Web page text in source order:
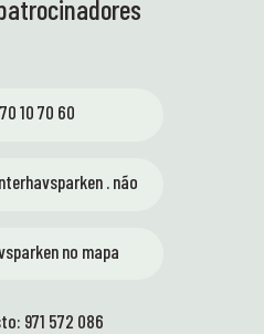
10 70 60
. não
no mapa
971 572 086